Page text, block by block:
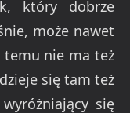
który dobrze
może nawet
temu nie ma też
się tam też
się